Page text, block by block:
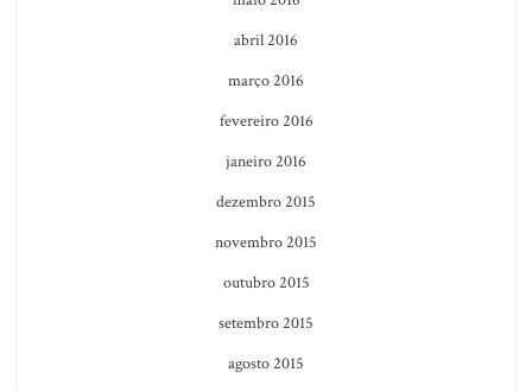
abril 2016
março 2016
fevereiro 2016
janeiro 2016
dezembro 2015
novembro 2015
outubro 2015
setembro 2015
agosto 2015